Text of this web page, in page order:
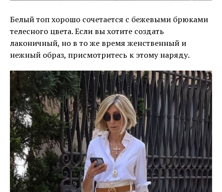
Белый топ хорошо сочетается с бежевыми брюками
телесного цвета. Если вы хотите создать
лаконичный, но в то же время женственный и
нежный образ, присмотритесь к этому наряду.